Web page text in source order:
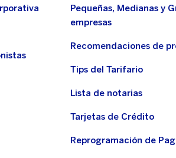
Pequeñas, Medianas y
empresas
Recomendaciones de
Tips del Tarifario
Lista de notarias
Tarjetas de Crédito
Reprogramación de